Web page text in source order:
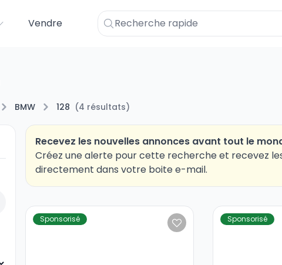
Vendre
BMW 128 (4 résultats)
Recevez les nouvelles annonces avant tout le
Créez une alerte pour cette recherche et recevez
directement dans votre boite e-mail.
Sponsorisé Sponsorisé